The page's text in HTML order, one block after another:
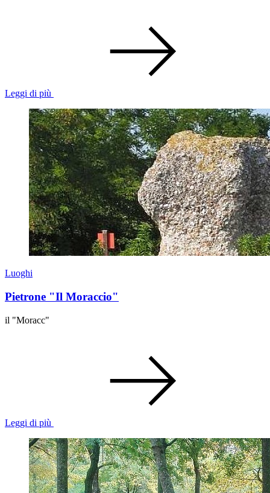
Leggi di più
Luoghi
Pietrone "Il Moraccio"
il "Moracc"
Leggi di più